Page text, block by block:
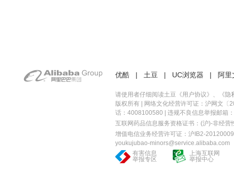
优酷 | 土豆 | UC浏览器 | 阿里
请使用者仔细阅读土豆《用户协议》、《隐
版权所有 | 网络文化经营许可证：沪网文〔
话：4008100580 | 违规不良信息举报邮箱
互联网药品信息服务资格证书：(沪)-非经
增值电信业务经营许可证：沪IB2-
youkujubao-minors@service.alibaba.com
有害信息
举报专区
上海互联网
举报中心